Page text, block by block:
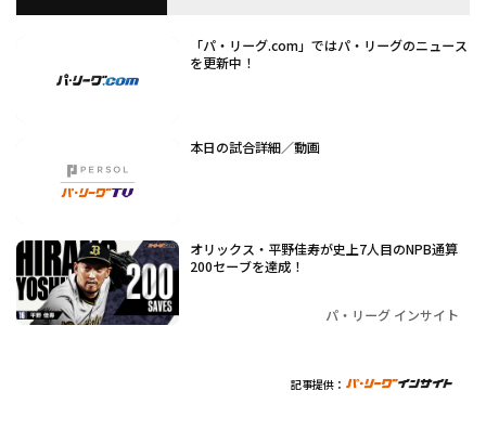
「パ・リーグ.com」ではパ・リーグのニュース
を更新中！
本日の試合詳細／動画
オリックス・平野佳寿が史上7人目のNPB通算
200セーブを達成！
パ・リーグ インサイト
記事提供：